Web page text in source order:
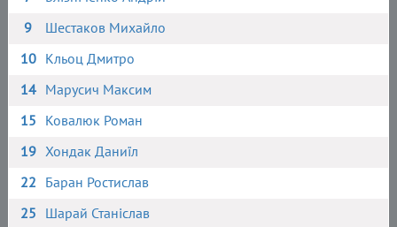
9
Шестаков Михайло
10 Кльоц Дмитро
14 Марусич Максим
15 Ковалюк Роман
19 Хондак Даниїл
22 Баран Ростислав
25 Шарай Станіслав